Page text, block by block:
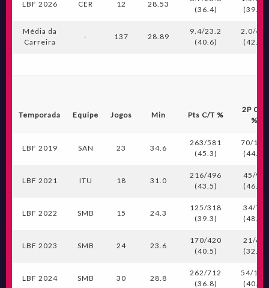
LBF 2026 CER 12 28.53
(36.4)
(39.1)
Média da
Carreira
- 137 28.89
9.4/23.2
(40.6)
2.0/4.7
(42.9)
Temporada Equipe Jogos Min Pts C/T %
2P C/T
%
LBF 2019 SAN 23 34.6
263/581
(45.3)
70/156
(44.9)
LBF 2021 ITU 18 31.0
216/496
(43.5)
45/97
(46.4)
LBF 2022 SMB 15 24.3
125/318
(39.3)
34/70
(48.6)
LBF 2023 SMB 24 23.6
170/420
(40.5)
21/65
(32.3)
LBF 2024 SMB 30 28.8
262/712
(36.8)
54/135
(40.0)